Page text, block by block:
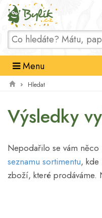
Domů
Menu
Hledat
Výsledky
Nepodařilo se vám něco
seznamu sortimentu, kde
zboží, které prodáváme.